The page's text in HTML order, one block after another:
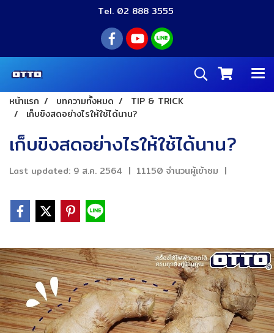
Tel. 02 888 3555
หน้าแรก บทความทั้งหมด
TIP & TRICK
เก็บขิงสดอย่างไรให้ใช้ได้นาน?
เก็บขิงสดอย่างไรให้ใช้ได้นาน?
Last updated: 9 ส.ค. 2564 | 11150 จำนวนผู้เข้าชม |